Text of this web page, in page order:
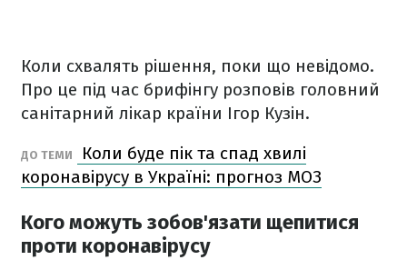
Коли схвалять рішення, поки що невідомо.
Про це під час брифінгу розповів головний
санітарний лікар країни Ігор Кузін.
ДО ТЕМИ
Коли буде пік та спад хвилі
коронавірусу в Україні: прогноз МОЗ
Кого можуть зобов'язати щепитися
проти коронавірусу